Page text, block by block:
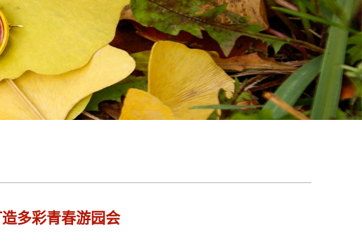
多彩青春游园会